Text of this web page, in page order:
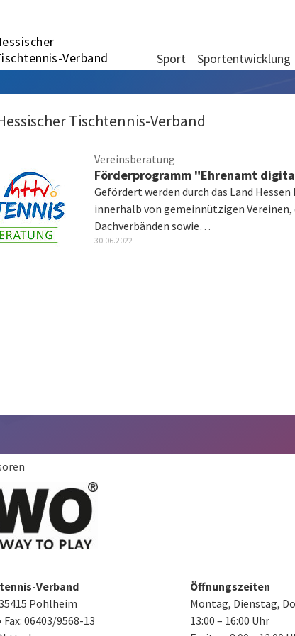
Verband
Sport Sportentwicklung
Tischtennis-Verband
Vereinsberatung
Förderprogramm "Ehrenamt
Gefördert werden durch das Land
innerhalb von gemeinnützigen Vereinen,
Dachverbänden sowie…
30.06.2022
Verband
Pohlheim
Fax: 06403/9568-13
Öffnungszeiten
Montag, Dienstag,
13:00 – 16:00 Uhr